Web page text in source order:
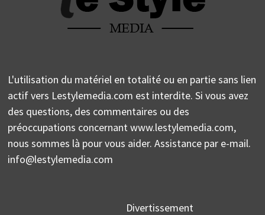
L'utilisation du matériel en totalité ou en partie sans lien
actif vers Lestylemedia.com est interdite. Si vous avez
des questions, des commentaires ou des
préoccupations concernant www.lestylemedia.com,
nous sommes là pour vous aider. Assistance par e-mail.
info@lestylemedia.com
Divertissement